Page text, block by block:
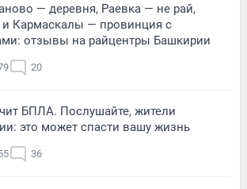
— деревня, Раевка — не рай,
Кармаскалы — провинция с
отзывы на райцентры Башкирии
20
БПЛА. Послушайте, жители
это может спасти вашу жизнь
36